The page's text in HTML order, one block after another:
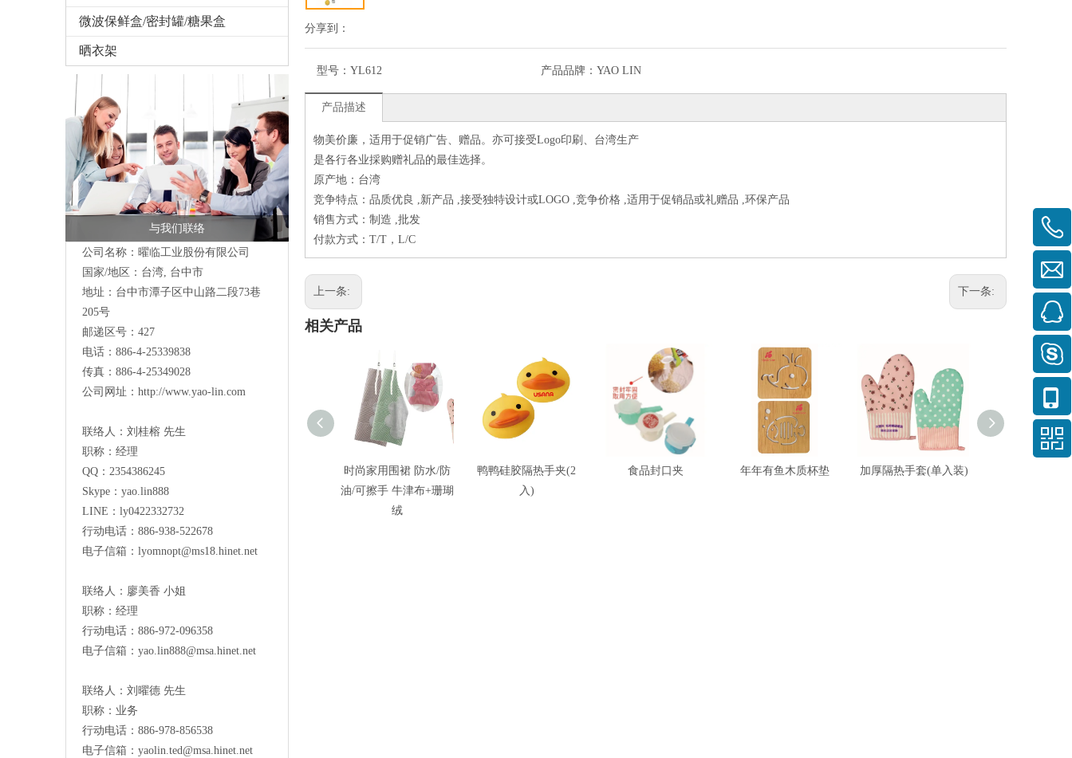
微波保鲜盒/密封罐/糖果盒
晒衣架
与我们联络
公司名称：曜临工业股份有限公司
国家/地区：台湾, 台中市
地址： 台中市潭子区中山路二段73巷
205号
邮递区号：427
电话：886-4-25339838
传真：886-4-25349028
公司网址： http://www.yao-lin.com
联络人：刘桂榕 先生
职称：经理
QQ：2354386245
Skype：yao.lin888
LINE：ly0422332732
行动电话：886-938-522678
电子信箱： lyomnopt@ms18.hinet.net
联络人：廖美香 小姐
职称：经理
行动电话：886-972-096358
电子信箱： yao.lin888@msa.hinet.net
联络人：刘曜德 先生
职称：业务
行动电话：886-978-856538
电子信箱：yaolin.ted@msa.hinet.net
分享到：
型号： YL612 产品品牌： YAO LIN
产品描述
物美价廉，适用于促销广告、赠品。亦可接受Logo印刷、台湾生产
是各行各业採购赠礼品的最佳选择。
原产地：台湾
竞争特点：品质优良 ,新产品 ,接受独特设计或LOGO ,竞争价格 ,适用于促销品或礼赠品 ,环保产品
销售方式：制造 ,批发
付款方式：T/T，L/C
上一条: 下一条:
相关产品
时尚家用围裙 防水/防
油/可擦手 牛津布+珊瑚
绒
鸭鸭硅胶隔热手夹(2
入)
食品封口夹 年年有鱼木质杯垫 加厚隔热手套(单入装)